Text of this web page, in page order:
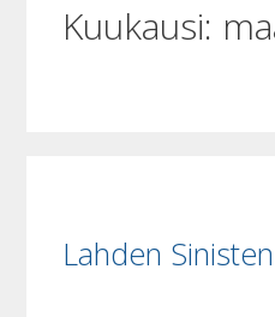
Kuukausi:
Lahden